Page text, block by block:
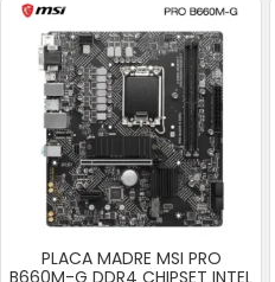
PLACA MADRE MSI PRO